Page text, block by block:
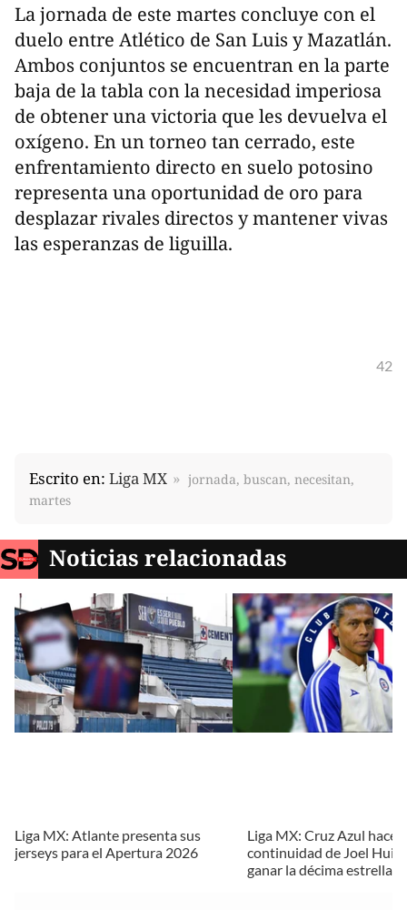
La jornada de este martes concluye con el
duelo entre Atlético de San Luis y Mazatlán.
Ambos conjuntos se encuentran en la parte
baja de la tabla con la necesidad imperiosa
de obtener una victoria que les devuelva el
oxígeno. En un torneo tan cerrado, este
enfrentamiento directo en suelo potosino
representa una oportunidad de oro para
desplazar rivales directos y mantener vivas
las esperanzas de liguilla.
42
Escrito en: Liga MX
jornada, buscan, necesitan,
martes
Noticias relacionadas
Liga MX: Atlante presenta sus
jerseys para el Apertura 2026
Liga MX: Cruz Azul hace
continuidad de Joel
ganar la décima estrella